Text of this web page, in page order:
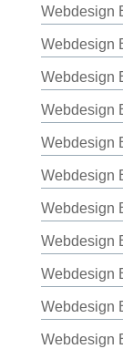
Webdesign
Webdesign
Webdesign
Webdesign
Webdesign
Webdesign
Webdesign
Webdesign
Webdesign
Webdesign
Webdesign